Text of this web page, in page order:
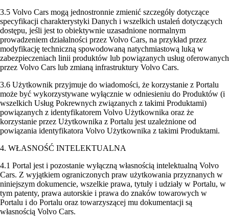
3.5 Volvo Cars mogą jednostronnie zmienić szczegóły dotyczące
specyfikacji charakterystyki Danych i wszelkich ustaleń dotyczących
dostępu, jeśli jest to obiektywnie uzasadnione normalnym
prowadzeniem działalności przez Volvo Cars, na przykład przez
modyfikację techniczną spowodowaną natychmiastową luką w
zabezpieczeniach linii produktów lub powiązanych usług oferowanych
przez Volvo Cars lub zmianą infrastruktury Volvo Cars.
3.6 Użytkownik przyjmuje do wiadomości, że korzystanie z Portalu
może być wykorzystywane wyłącznie w odniesieniu do Produktów (i
wszelkich Usług Pokrewnych związanych z takimi Produktami)
powiązanych z identyfikatorem Volvo Użytkownika oraz że
korzystanie przez Użytkownika z Portalu jest uzależnione od
powiązania identyfikatora Volvo Użytkownika z takimi Produktami.
4. WŁASNOŚĆ INTELEKTUALNA
4.1 Portal jest i pozostanie wyłączną własnością intelektualną Volvo
Cars. Z wyjątkiem ograniczonych praw użytkowania przyznanych w
niniejszym dokumencie, wszelkie prawa, tytuły i udziały w Portalu, w
tym patenty, prawa autorskie i prawa do znaków towarowych w
Portalu i do Portalu oraz towarzyszącej mu dokumentacji są
własnością Volvo Cars.